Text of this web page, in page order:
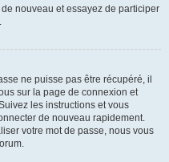
nouveau et essayez de participer
ne puisse pas être récupéré, il
sur la page de connexion et
les instructions et vous
de nouveau rapidement.
votre mot de passe, nous vous